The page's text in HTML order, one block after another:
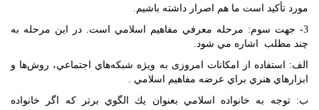
مورد تأكيد است ما هم اصرار داشته باشيم.
3- جهت سوم:‌ مرحله معرفي مفاهيم اسلامي است. در اين مرحله به
چند مطلب اشاره مي شود.
الف: ‌استفاده از امكانات امروزی به ويژه شبكه‌هاي اجتماعي، روش‌ها و
ابزارهاي هنري براي عرضه مفاهيم اسلامي .
ب: توجه به خانواده اسلامي بعنوان يك الگوي برتر كه اگر خانواده